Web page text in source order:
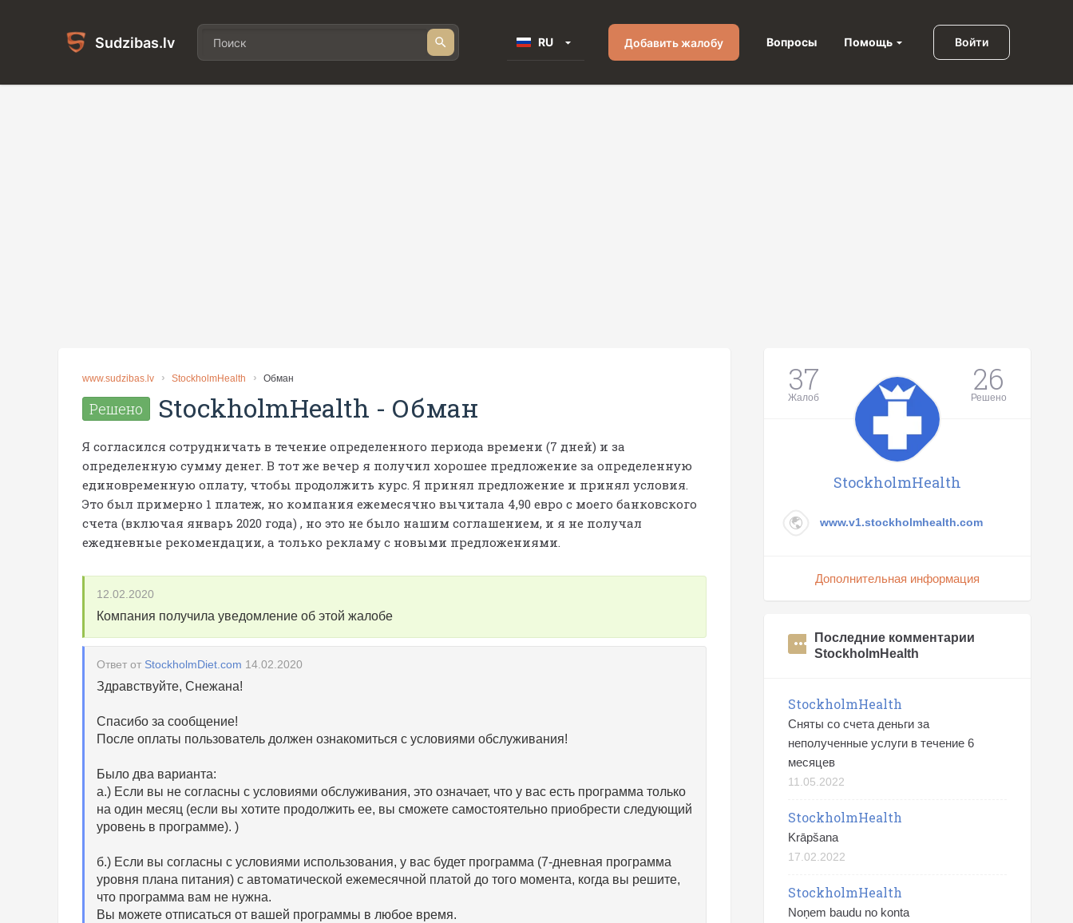
Sudzibas.lv RU Добавить жалобу Вопросы Помощь Войти
www.sudzibas.lv StockholmHealth Обман
Решено StockholmHealth - Обман
Я согласился сотрудничать в течение определенного периода времени (7 дней) и за
определенную сумму денег. В тот же вечер я получил хорошее предложение за определенную
единовременную оплату, чтобы продолжить курс. Я принял предложение и принял условия.
Это был примерно 1 платеж, но компания ежемесячно вычитала 4,90 евро с моего банковского
счета (включая январь 2020 года) , но это не было нашим соглашением, и я не получал
ежедневные рекомендации, а только рекламу с новыми предложениями.
12.02.2020
Компания получила уведомление об этой жалобе
Ответ от StockholmDiet.com 14.02.2020
Здравствуйте, Снежана!
Спасибо за сообщение!
После оплаты пользователь должен ознакомиться с условиями обслуживания!
Было два варианта:
a.) Если вы не согласны с условиями обслуживания, это означает, что у вас есть программа только
на один месяц (если вы хотите продолжить ее, вы сможете самостоятельно приобрести следующий
уровень в программе). )
б.) Если вы согласны с условиями использования, у вас будет программа (7-дневная программа
уровня плана питания) с автоматической ежемесячной платой до того момента, когда вы решите,
что программа вам не нужна.
Вы можете отписаться от вашей программы в любое время.
37
Жалоб 26
Решено
StockholmHealth
www.v1.stockholmhealth.com
Дополнительная информация
Последние комментарии
StockholmHealth
StockholmHealth
Сняты со счета деньги за
неполученные услуги в течение 6
месяцев
11.05.2022
StockholmHealth
Krāpšana
17.02.2022
StockholmHealth
Noņem baudu no konta